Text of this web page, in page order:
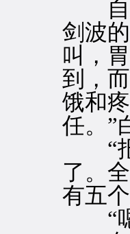
自从
剑波
叫，
到，
饿和
任。”
“报
了。
有五
“嗯